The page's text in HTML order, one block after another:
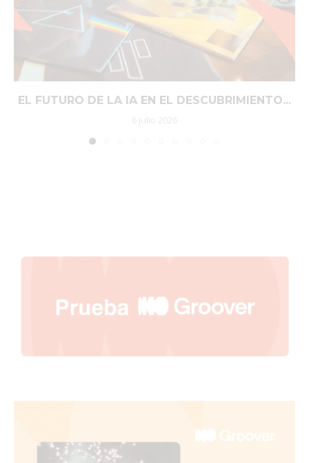
EL FUTURO DE LA IA EN EL DESCUBRIMIENTO...
6 julio 2026